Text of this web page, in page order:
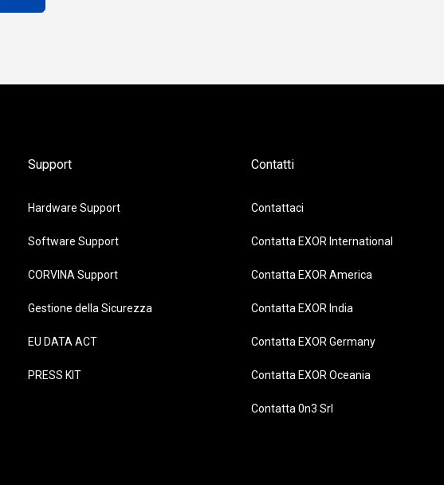
Support
Hardware Support
Software Support
CORVINA Support
Gestione della Sicurezza
EU DATA ACT
PRESS KIT
Contatti
Contattaci
Contatta EXOR International
Contatta EXOR America
Contatta EXOR India
Contatta EXOR Germany
Contatta EXOR Oceania
Contatta 0n3 Srl